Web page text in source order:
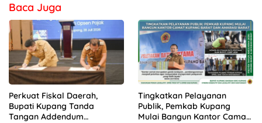
Baca Juga : Perkuat Fiskal Daerah, Bupati Kupang
Tanda Tangan Addendum Kerjasama Opsen Pajak
bersama Gubernur NTT
Baca Juga
Perkuat Fiskal Daerah,
Bupati Kupang Tanda
Tangan Addendum
Tingkatkan Pelayanan
Publik, Pemkab Kupang
Mulai Bangun Kantor Camat